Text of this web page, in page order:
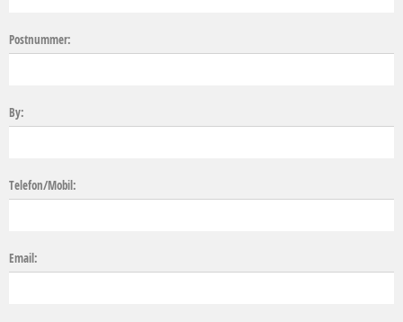
Postnummer:
By:
Telefon/Mobil:
Email: